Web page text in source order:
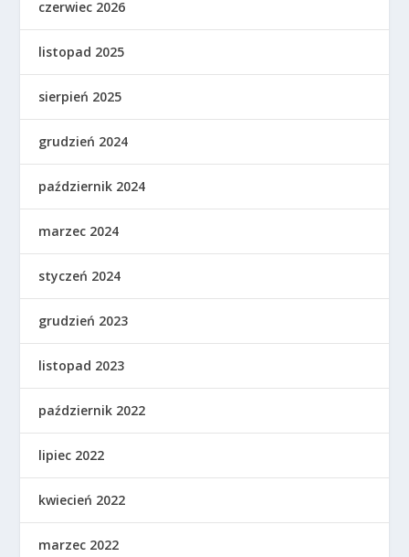
czerwiec 2026
listopad 2025
sierpień 2025
grudzień 2024
październik 2024
marzec 2024
styczeń 2024
grudzień 2023
listopad 2023
październik 2022
lipiec 2022
kwiecień 2022
marzec 2022